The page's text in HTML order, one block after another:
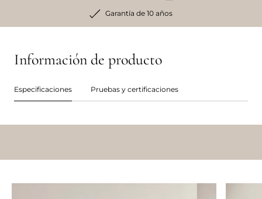
Garantía de 10 años
Información de producto
Especificaciones Pruebas y certificaciones